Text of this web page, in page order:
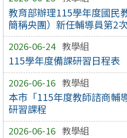
教育部辦理115學年度國民
簡稱央團）新任輔導員第2
2026-06-24 教學組
115學年度備課研習日程表
2026-06-16 教學組
本市「115年度教師諮商輔
研習課程
2026-06-16 教學組